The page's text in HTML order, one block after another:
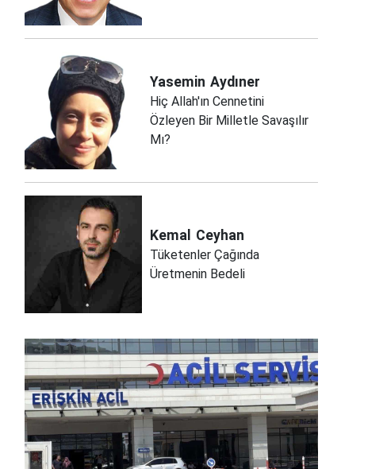
Yasemin Aydıner
Hiç Allah'ın Cennetini
Özleyen Bir Milletle Savaşılır
Mı?
Kemal Ceyhan
Tüketenler Çağında
Üretmenin Bedeli